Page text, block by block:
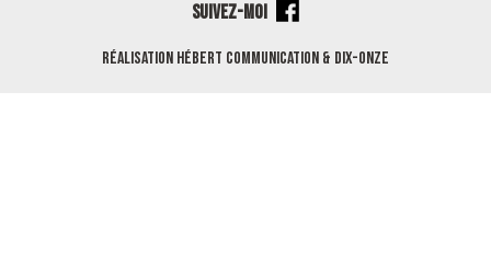
SUIVEZ-MOI
Réalisation Hébert Communication & Dix-Onze